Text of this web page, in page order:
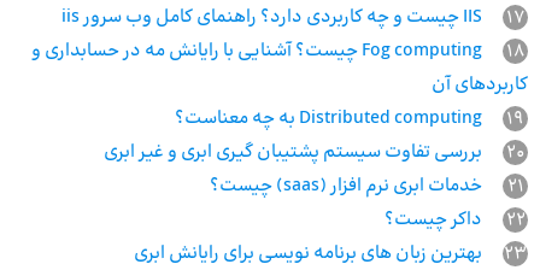
17
18
Fog computing چیست؟ آشنایی با رایانش مه در حسابداری و
کاربردهای آن
19
20
بررسی تفاوت سیستم پشتیبان ‌گیری ابری و غیر ابری
21
خدمات ابری نرم افزار (saas) چیست؟
22
داکر چیست؟
23
بهترین زبان های برنامه نویسی برای رایانش ابری